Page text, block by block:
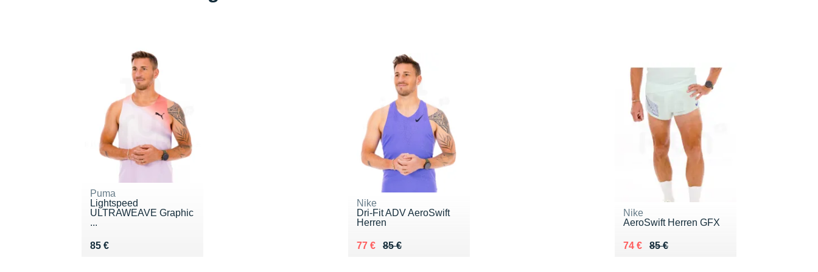
Puma
Lightspeed
ULTRAWEAVE Graphic
...
85 €
Vendu 85 €
Nike
Dri-Fit ADV AeroSwift
Herren
85 €
Au lieu de 85 €
77 €
Vendu 77 €
Nike
AeroSwift Herren GFX
85 €
Au lieu de 85 €
74 €
Vendu 74 €